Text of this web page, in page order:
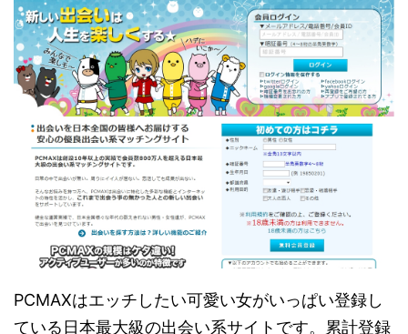
PCMAXはエッチしたい可愛い女がいっぱい登録し
ている日本最大級の出会い系サイトです。累計登録